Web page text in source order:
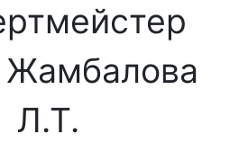
Жамбалова
Л.Т.